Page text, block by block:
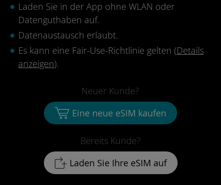
Laden Sie in der App ohne WLAN oder
Datenguthaben auf.
Datenaustausch erlaubt.
Es kann eine Fair-Use-Richtlinie gelten (Details
anzeigen).
Bereits Kunde?
Laden Sie Ihre eSIM auf
Neuer Kunde?
Eine neue eSIM kaufen